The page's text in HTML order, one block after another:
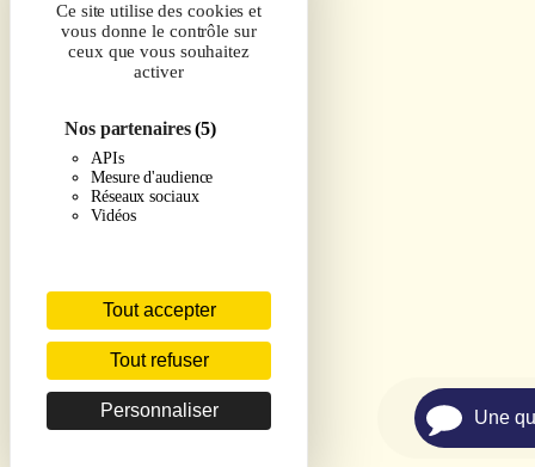
Ce site utilise des cookies et
vous donne le contrôle sur
ceux que vous souhaitez
activer
Nos partenaires(5)
APIs
Mesure d'audience
Réseaux sociaux
Vidéos
Tout accepter
Tout refuser
Personnaliser Une